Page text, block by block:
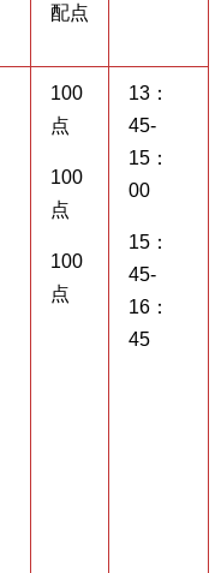
配点
100
点
100
点
100
点
13：
45-
15：
00
15：
45-
16：
45